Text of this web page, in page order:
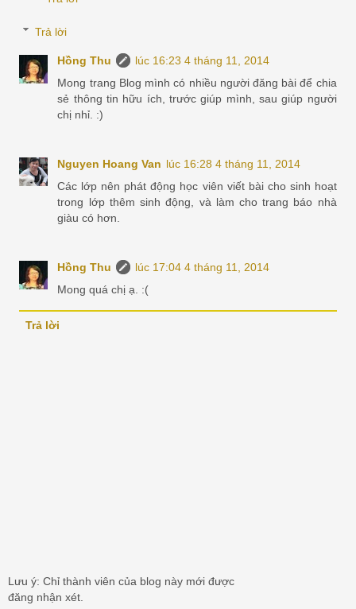
Trả lời
Hồng Thu
lúc 16:23 4 tháng 11, 2014
Mong trang Blog mình có nhiều người đăng bài để chia
sẻ thông tin hữu ích, trước giúp mình, sau giúp người
chị nhỉ. :)
Nguyen Hoang Van lúc 16:28 4 tháng 11, 2014
Các lớp nên phát động học viên viết bài cho sinh hoạt
trong lớp thêm sinh động, và làm cho trang báo nhà
giàu có hơn.
Hồng Thu
lúc 17:04 4 tháng 11, 2014
Mong quá chị ạ. :(
Trả lời
Lưu ý: Chỉ thành viên của blog này mới được
đăng nhận xét.